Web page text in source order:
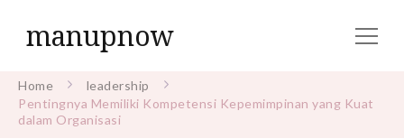
manupnow
Home
leadership
Pentingnya Memiliki Kompetensi Kepemimpinan yang Kuat
dalam Organisasi